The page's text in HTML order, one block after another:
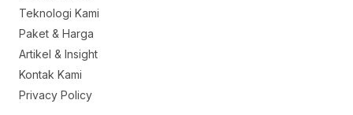
Teknologi Kami
Paket & Harga
Artikel & Insight
Kontak Kami
Privacy Policy